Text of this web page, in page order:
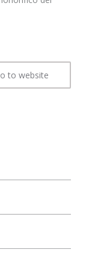
to website